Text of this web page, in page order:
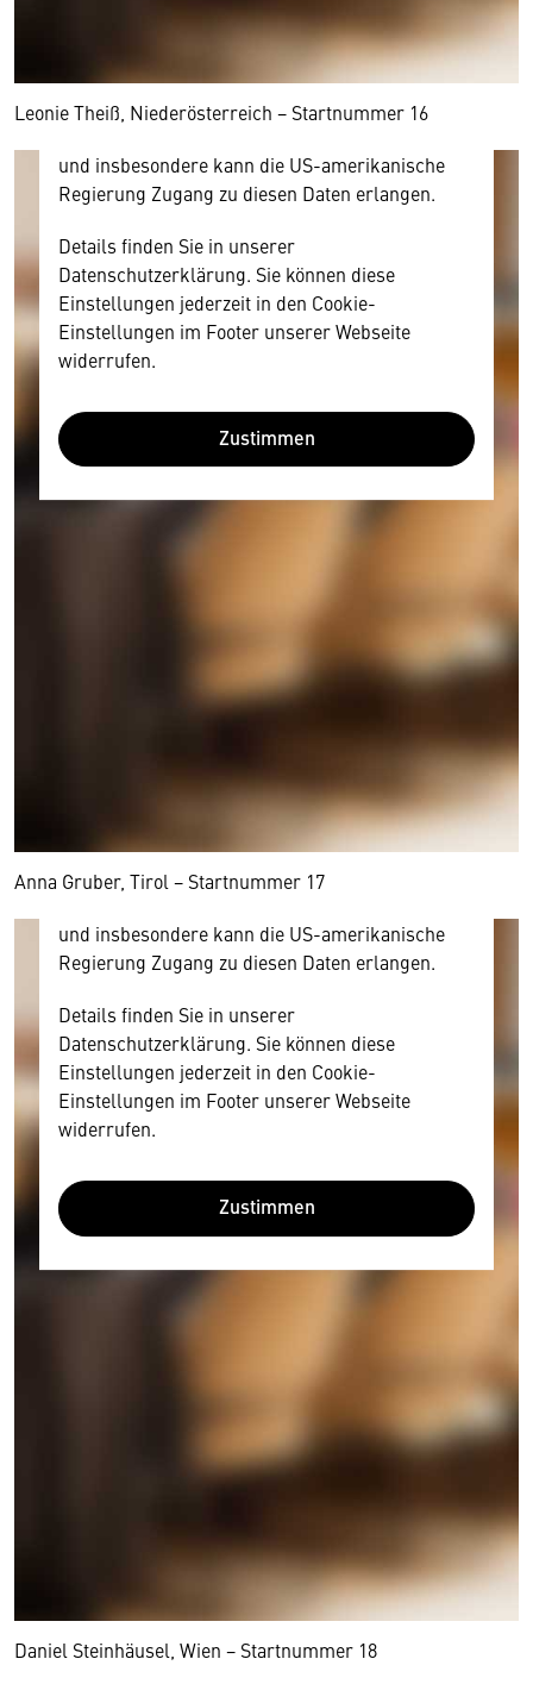
Leonie Theiß, Niederösterreich − Startnummer 16
personenbezogene technische Daten zu Geräten
und Nutzerverhalten mitunter mit US-
amerikanischen Anbietern austauscht.
Diese Daten unterliegen keinem dem EU-
und insbesondere kann die US-amerikanische
Regierung Zugang zu diesen Daten erlangen.
Details finden Sie in unserer
Datenschutzerklärung. Sie können diese
Einstellungen jederzeit in den Cookie-
Einstellungen im Footer unserer Webseite
widerrufen.
Zustimmen
Anna Gruber, Tirol − Startnummer 17
Wir benötigen Ihre Zustimmung
Hier würden wir Ihnen gerne einen externen
personenbezogene technische Daten zu Geräten
und Nutzerverhalten mitunter mit US-
amerikanischen Anbietern austauscht.
Diese Daten unterliegen keinem dem EU-
und insbesondere kann die US-amerikanische
Regierung Zugang zu diesen Daten erlangen.
Details finden Sie in unserer
Datenschutzerklärung. Sie können diese
Einstellungen jederzeit in den Cookie-
Einstellungen im Footer unserer Webseite
widerrufen.
Zustimmen
Daniel Steinhäusel, Wien − Startnummer 18
Wir benötigen Ihre Zustimmung
Hier würden wir Ihnen gerne einen externen
Inhalt anzeigen. Dafür benötigen wir allerdings
Ihre Zustimmung, da Ihr Browser